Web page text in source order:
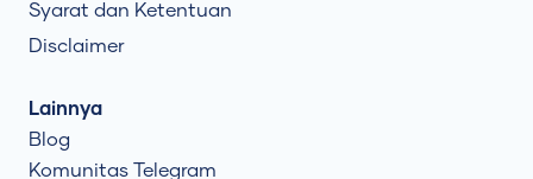
Syarat dan Ketentuan
Disclaimer
Lainnya
Blog
Komunitas Telegram